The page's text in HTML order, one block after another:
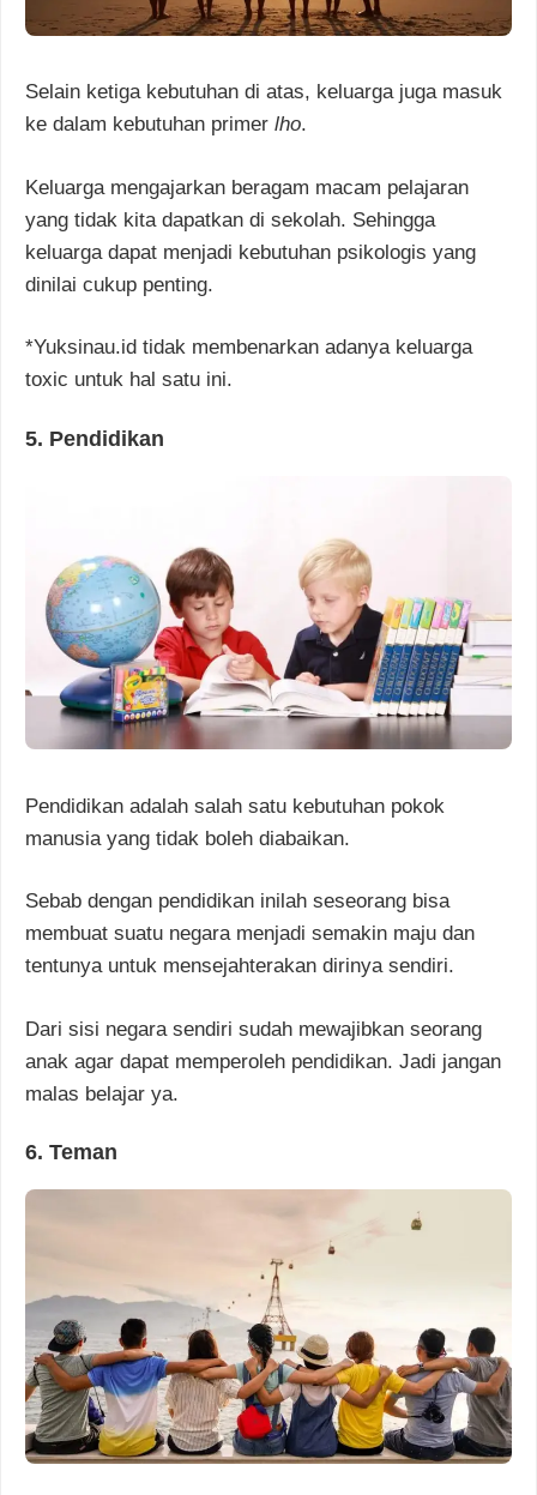
Selain ketiga kebutuhan di atas, keluarga juga masuk
ke dalam kebutuhan primer lho.
Keluarga mengajarkan beragam macam pelajaran
yang tidak kita dapatkan di sekolah. Sehingga
keluarga dapat menjadi kebutuhan psikologis yang
dinilai cukup penting.
*Yuksinau.id tidak membenarkan adanya keluarga
toxic untuk hal satu ini.
5. Pendidikan
Pendidikan adalah salah satu kebutuhan pokok
manusia yang tidak boleh diabaikan.
Sebab dengan pendidikan inilah seseorang bisa
membuat suatu negara menjadi semakin maju dan
tentunya untuk mensejahterakan dirinya sendiri.
Dari sisi negara sendiri sudah mewajibkan seorang
anak agar dapat memperoleh pendidikan. Jadi jangan
malas belajar ya.
6. Teman